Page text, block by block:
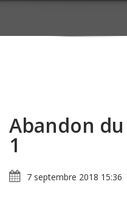
Abandon du
1
7 septembre 2018 15:36